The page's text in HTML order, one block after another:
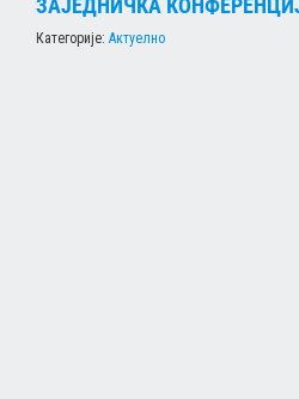
ЗАЈЕДНИЧКА
Категорије: Актуелно